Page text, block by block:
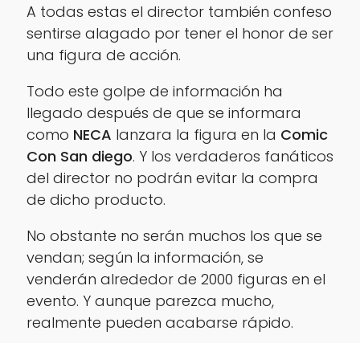
A todas estas el director también confeso
sentirse alagado por tener el honor de ser
una figura de acción.
Todo este golpe de información ha
llegado después de que se informara
como NECA lanzara la figura en la Comic
Con San diego. Y los verdaderos fanáticos
del director no podrán evitar la compra
de dicho producto.
No obstante no serán muchos los que se
vendan; según la información, se
venderán alrededor de 2000 figuras en el
evento. Y aunque parezca mucho,
realmente pueden acabarse rápido.